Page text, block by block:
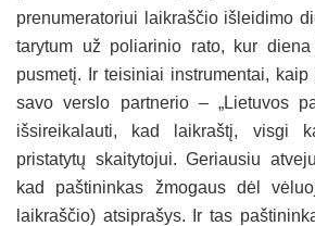
prenumeratoriui laikraščio išleidimo
tarytum už poliarinio rato, kur
pusmetį. Ir teisiniai instrumentai,
savo verslo partnerio – „Lietuvos
išsireikalauti, kad laikraštį, visgi
pristatytų skaitytojui. Geriausiu
kad paštininkas žmogaus dėl
laikraščio) atsiprašys. Ir tas